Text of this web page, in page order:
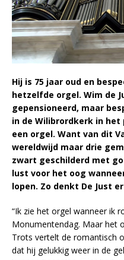
Hij is 75 jaar oud en
hetzelfde orgel. Wim de
gepensioneerd, maar
in de Wilibrordkerk in
een orgel. Want van dit
wereldwijd maar drie
zwart geschilderd met
lust voor het oog
lopen. Zo denkt De Just
“Ik zie het orgel wanneer ik
Monumentendag. Maar het
Trots vertelt de romantisch
dat hij gelukkig weer in de